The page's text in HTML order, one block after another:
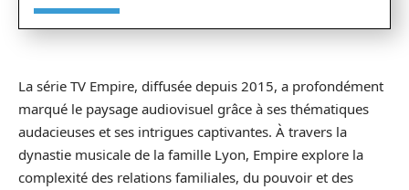
La série TV Empire, diffusée depuis 2015, a profondément
marqué le paysage audiovisuel grâce à ses thématiques
audacieuses et ses intrigues captivantes. À travers la
dynastie musicale de la famille Lyon, Empire explore la
complexité des relations familiales, du pouvoir et des